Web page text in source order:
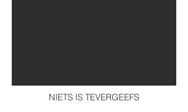
NIETS IS TEVERGEEFS